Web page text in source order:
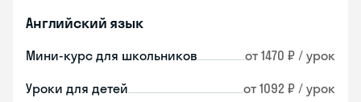
Английский язык
Мини-курс для школьников от 1470 ₽ / урок
Уроки для детей от 1092 ₽ / урок